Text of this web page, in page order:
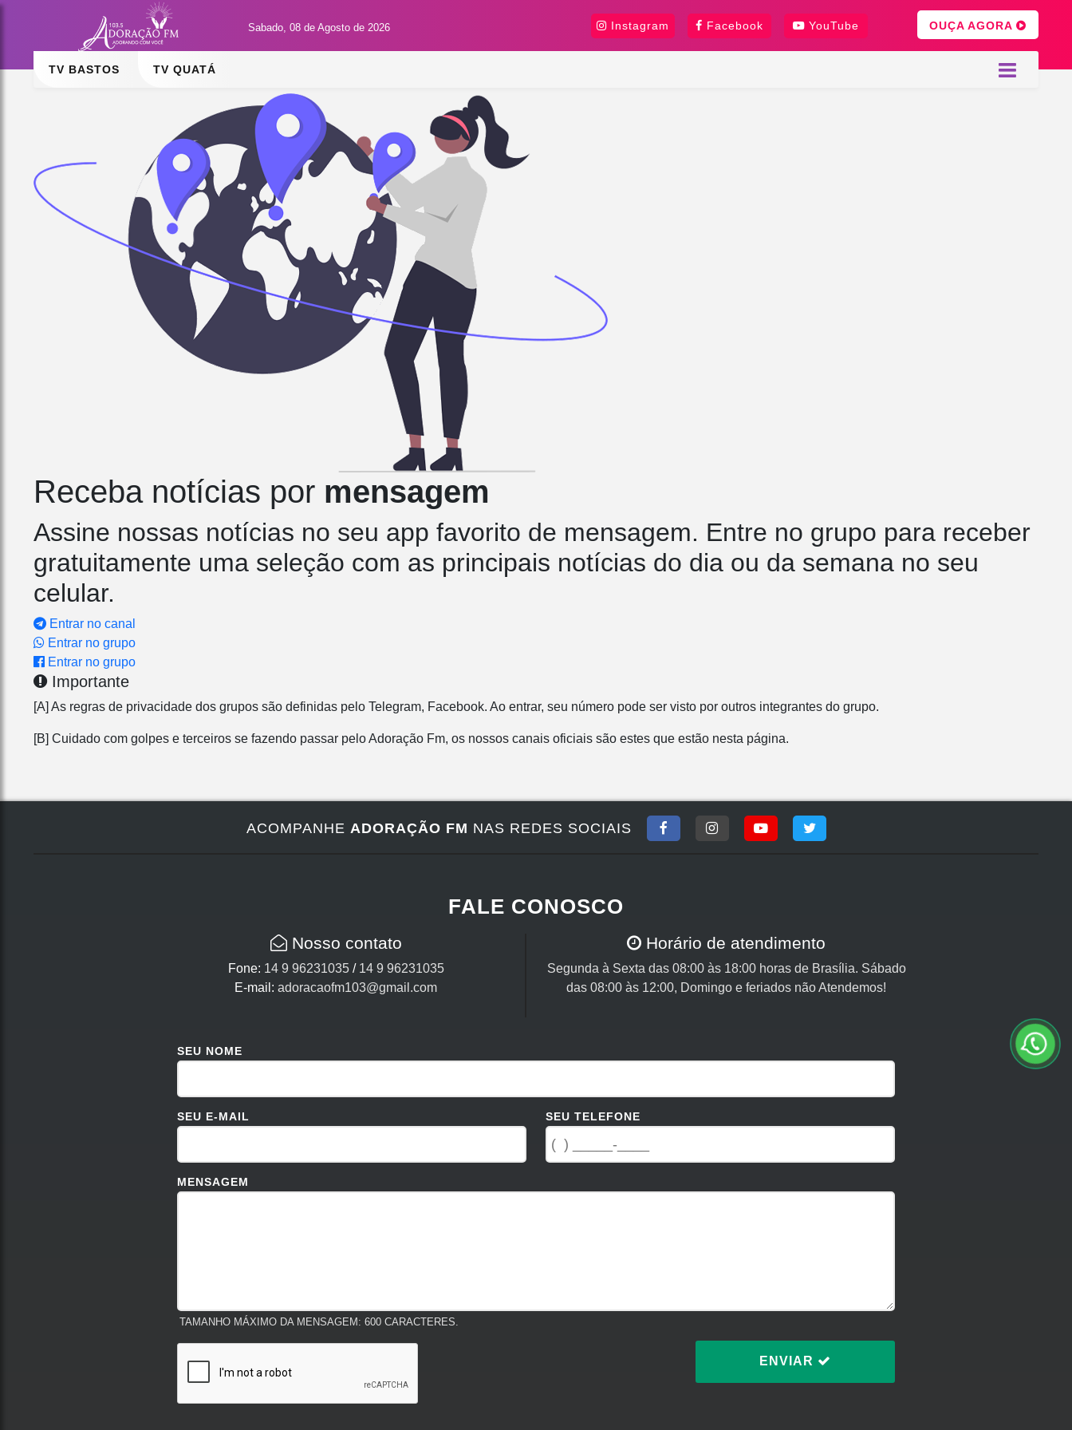
Sabado, 08 de Agosto de 2026 Instagram Facebook YouTube OUÇA AGORA
TV BASTOS TV QUATÁ
Receba notícias por mensagem
Assine nossas notícias no seu app favorito de mensagem. Entre no grupo para receber
gratuitamente uma seleção com as principais notícias do dia ou da semana no seu
celular.
Entrar no canal
Entrar no grupo
Entrar no grupo
Importante
[A] As regras de privacidade dos grupos são definidas pelo Telegram, Facebook. Ao entrar, seu número pode ser visto por outros integrantes do grupo.
[B] Cuidado com golpes e terceiros se fazendo passar pelo Adoração Fm, os nossos canais oficiais são estes que estão nesta página.
ACOMPANHE ADORAÇÃO FM NAS REDES SOCIAIS
FALE CONOSCO
Nosso contato
Fone: 14 9 96231035/ 14 9 96231035
E-mail:adoracaofm103@gmail.com
Horário de atendimento
Segunda à Sexta das 08:00 às 18:00 horas de Brasília. Sábado
das 08:00 às 12:00, Domingo e feriados não Atendemos!
SEU NOME
SEU E-MAIL SEU TELEFONE
MENSAGEM
TAMANHO MÁXIMO DA MENSAGEM: 600 CARACTERES.
ENVIAR